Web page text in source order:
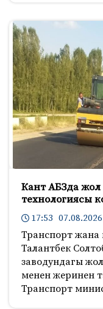
Кант АБЗда жол
технологиясы
17:53 07.08.2026
Транспорт
Талантбек
заводундагы
менен жеринен
Транспорт